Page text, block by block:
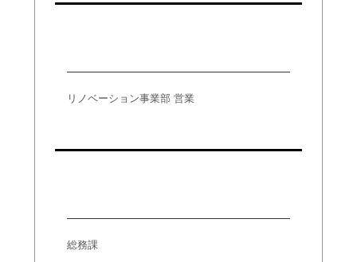
リノベーション事業部 営業
総務課